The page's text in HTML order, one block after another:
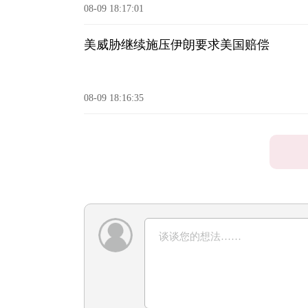
08-09 18:17:01
美威胁继续施压伊朗要求美国赔偿
08-09 18:16:35